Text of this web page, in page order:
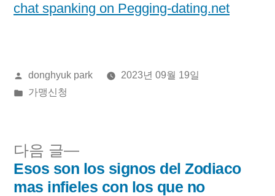
chat spanking on Pegging-dating.net
올
린
donghyuk park
2023년 09월 19일
게
가맹신청
글
다음 글
다
음
글:
Esos son los signos del Zodiaco
mas infieles con los que no